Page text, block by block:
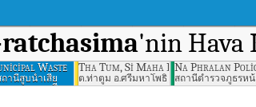
'nin Hava
Waste
Pumping
Nakhon
านีสูบน้ำเสีย
าลนครราชสีมา
Tha Tum, Si Maha Phot, Prachin
ต.ท่าตูม อ.ศรีมหาโพธิ จ.ปราจีนบุรี
Na Phralan
สถานีตำรวจภูธรห